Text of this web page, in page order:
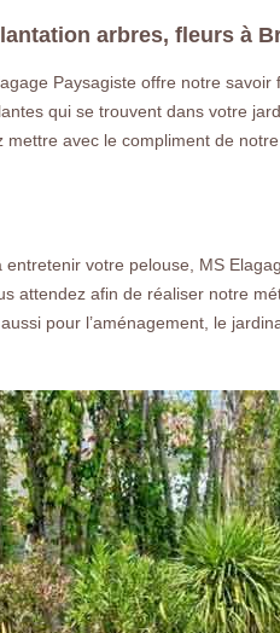
arbres, fleurs à
Paysagiste offre notre
qui se trouvent dans votre
avec le compliment de
votre pelouse, MS
attendez afin de réaliser notre
pour l’aménagement, le